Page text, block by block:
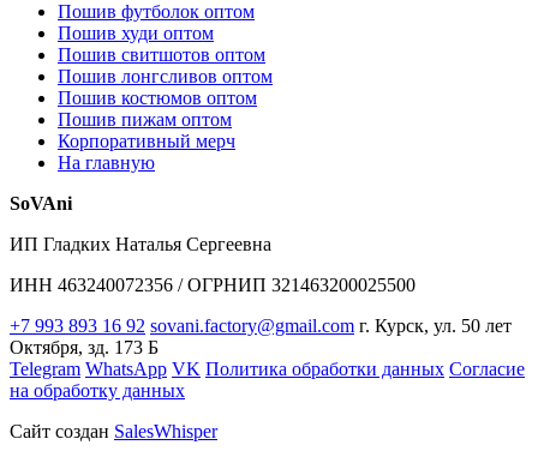
Пошив футболок оптом
Пошив худи оптом
Пошив свитшотов оптом
Пошив лонгсливов оптом
Пошив костюмов оптом
Пошив пижам оптом
Корпоративный мерч
На главную
SoVAni
ИП Гладких Наталья Сергеевна
ИНН 463240072356 / ОГРНИП 321463200025500
+7 993 893 16 92 sovani.factory@gmail.com г. Курск, ул. 50 лет
Октября, зд. 173 Б
Telegram WhatsApp VK Политика обработки данных Согласие
на обработку данных
Сайт создан SalesWhisper